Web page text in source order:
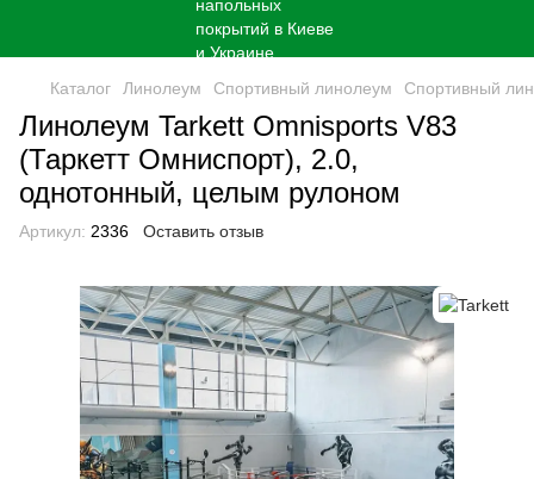
Каталог Линолеум Спортивный линолеум Спортивный
Линолеум Tarkett Omnisports V83
(Таркетт Омниспорт), 2.0,
однотонный, целым рулоном
Артикул: 2336 Оставить отзыв